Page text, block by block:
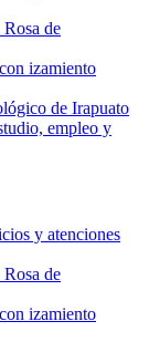
de
izamiento
de Irapuato
empleo y
y atenciones
de
izamiento